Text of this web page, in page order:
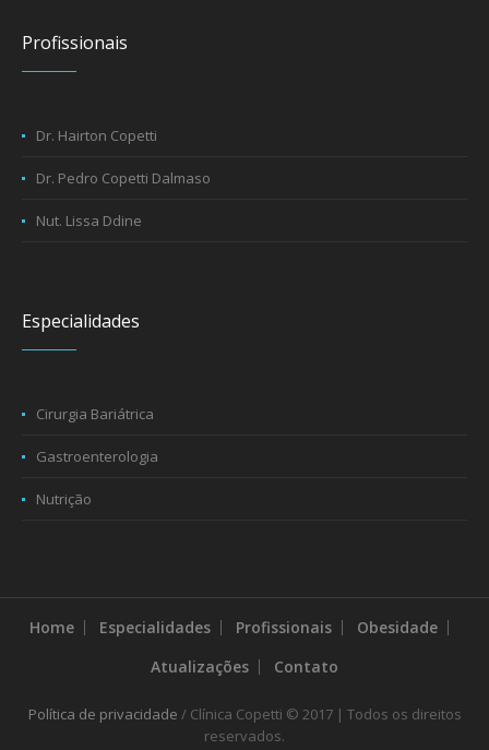
Profissionais
Dr. Hairton Copetti
Dr. Pedro Copetti Dalmaso
Nut. Lissa Ddine
Especialidades
Cirurgia Bariátrica
Gastroenterologia
Nutrição
Home Especialidades Profissionais
Obesidade
Atualizações
Contato
Política de privacidade / Clínica Copetti © 2017 | Todos os direitos
reservados.